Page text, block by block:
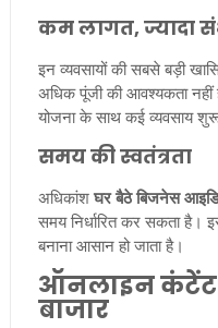
कम लागत, ज्यादा
इन व्यवसायों की सबसे बड़ी
अधिक पूंजी की आवश्यकता नहीं
योजना के साथ कई व्यवसाय
समय की स्वतंत्रता
अधिकांश घर बैठे बिजनेस
समय निर्धारित कर सकता है।
बनाना आसान हो जाता है।
ऑनलाइन कंटेंट
बाजार